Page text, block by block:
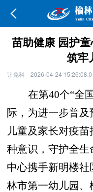
苗助健康 园护
筑牢
计免科 2026-04-24 15:26:08.0
在第40个“全
际，为进一步普
儿童及家长对疫
种意识，守护全
中心携手新明楼
林市第一幼儿园